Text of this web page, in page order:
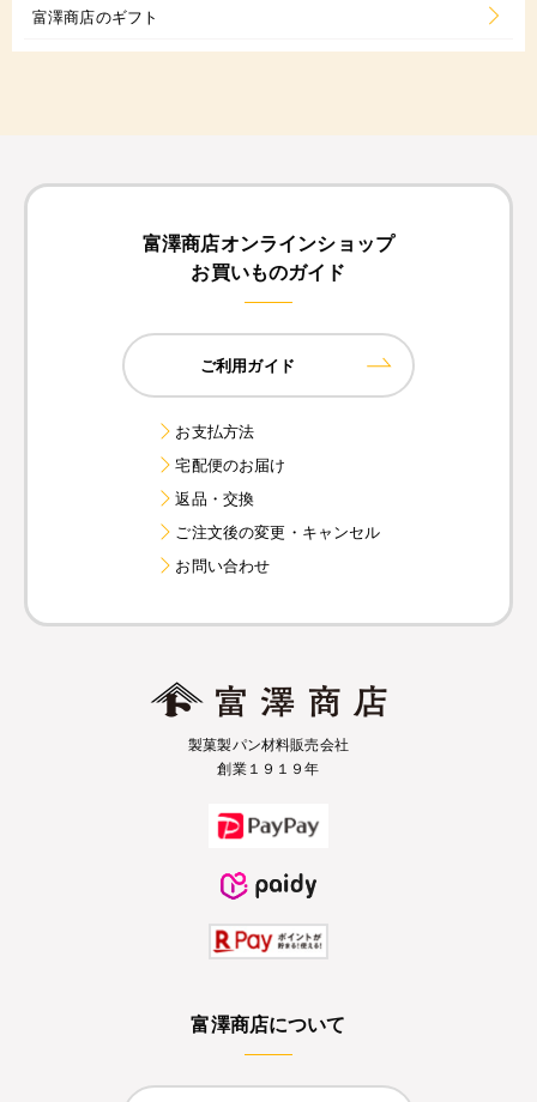
富澤商店のギフト
富澤商店オンラインショップ
お買いものガイド
ご利用ガイド
お支払方法
宅配便のお届け
返品・交換
ご注文後の変更・キャンセル
お問い合わせ
製菓製パン材料販売会社
創業１９１９年
富澤商店について